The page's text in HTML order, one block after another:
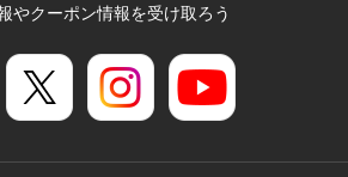
やクーポン情報を受け取ろう